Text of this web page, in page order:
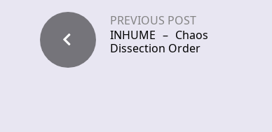
PREVIOUS POST
INHUME – Chaos
Dissection Order